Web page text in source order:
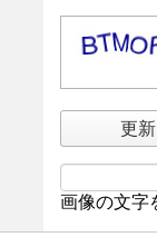
更新
画像の文字